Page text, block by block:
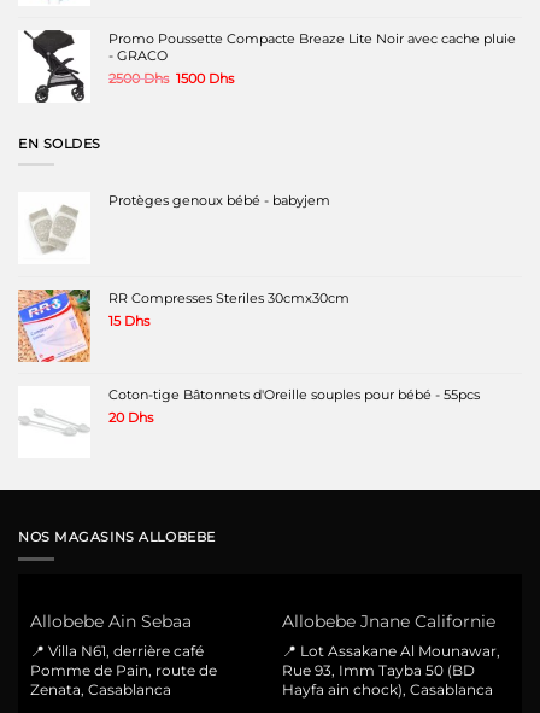
Promo Poussette Compacte Breaze Lite Noir avec cache pluie
- GRACO
2500Dhs Le
1500 DhsLe
EN SOLDES
Protèges genoux bébé - babyjem
RR Compresses Steriles 30cmx30cm
15 Dhs
Coton-tige Bâtonnets d'Oreille souples pour bébé - 55pcs
20 Dhs
NOS MAGASINS ALLOBEBE
Allobebe Ain Sebaa
📍 Villa N61, derrière café
Pomme de Pain, route de
Zenata, Casablanca
Allobebe Jnane Californie
📍 Lot Assakane Al Mounawar,
Rue 93, Imm Tayba 50 (BD
Hayfa ain chock), Casablanca